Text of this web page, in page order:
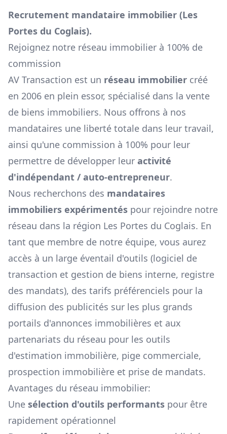
Recrutement mandataire immobilier (Les
Portes du Coglais).
Rejoignez notre réseau immobilier à 100% de
commission
AV Transaction est un réseau immobilier créé
en 2006 en plein essor, spécialisé dans la vente
de biens immobiliers. Nous offrons à nos
mandataires une liberté totale dans leur travail,
ainsi qu'une commission à 100% pour leur
permettre de développer leur activité
d'indépendant / auto-entrepreneur.
Nous recherchons des mandataires
immobiliers expérimentés pour rejoindre notre
réseau dans la région Les Portes du Coglais. En
tant que membre de notre équipe, vous aurez
accès à un large éventail d'outils (logiciel de
transaction et gestion de biens interne, registre
des mandats), des tarifs préférenciels pour la
diffusion des publicités sur les plus grands
portails d'annonces immobilières et aux
partenariats du réseau pour les outils
d'estimation immobilière, pige commerciale,
prospection immobilière et prise de mandats.
Avantages du réseau immobilier:
Une sélection d'outils performants pour être
rapidement opérationnel